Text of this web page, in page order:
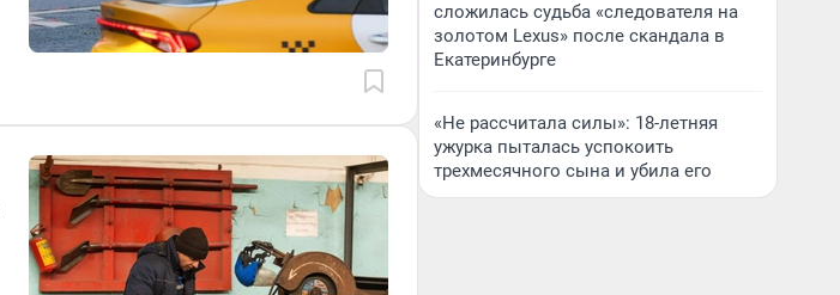
сложилась судьба «следователя на
золотом Lexus» после скандала в
Екатеринбурге
«Не рассчитала силы»: 18-летняя
ужурка пыталась успокоить
трехмесячного сына и убила его